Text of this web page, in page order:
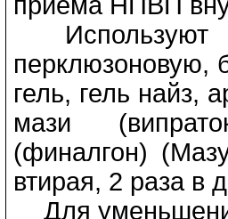
Используют
перклюзоновую,
гель, гель найз,
мази
(финалгон)
втирая, 2 раза в
Для